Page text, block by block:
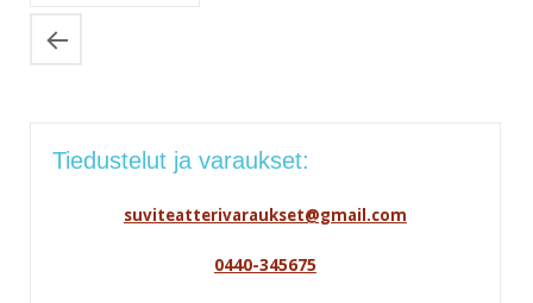
Tiedustelut ja varaukset:
suviteatterivaraukset@gmail.com
0440-345675